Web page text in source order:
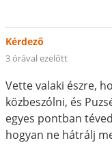
Kérdező
3 órával ezelőtt
Vette valaki észre,
közbeszólni, és
egyes pontban
hogyan ne hátrálj